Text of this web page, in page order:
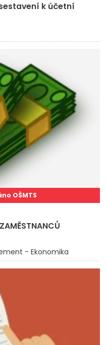
k účetní
OŠMTS
- Ekonomika